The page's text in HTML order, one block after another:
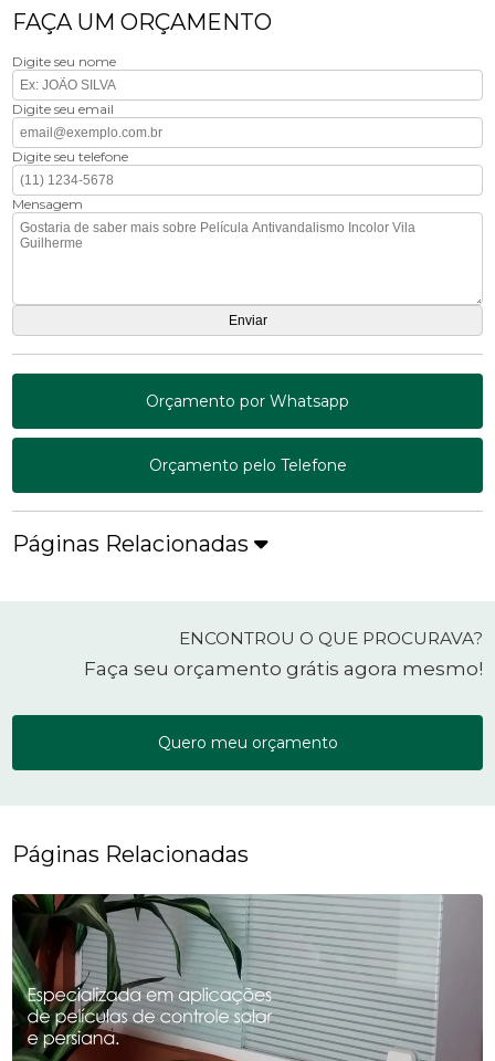
FAÇA UM ORÇAMENTO
Digite seu nome
Digite seu email
Digite seu telefone
Mensagem
Orçamento por Whatsapp
Orçamento pelo Telefone
Páginas Relacionadas
ENCONTROU O QUE PROCURAVA?
Faça seu orçamento grátis agora mesmo!
Quero meu orçamento
Páginas Relacionadas